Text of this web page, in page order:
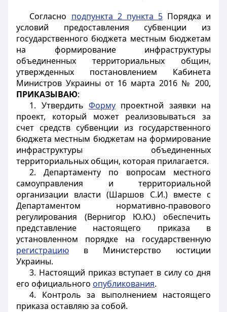
Согласно подпункта 2 пункта 5Порядка и
условий предоставления субвенции из
государственного бюджета местным бюджетам
на формирование инфраструктуры
объединенных территориальных общин,
утвержденных постановлением Кабинета
Министров Украины от 16 марта 2016 № 200,
ПРИКАЗЫВАЮ:
1. УтвердитьФорму проектной заявки на
проект, который может реализовываться за
счет средств субвенции из государственного
бюджета местным бюджетам на формирование
инфраструктуры объединенных
территориальных общин, которая прилагается.
2. Департаменту по вопросам местного
самоуправления и территориальной
организации власти (Шаршов С.И.) вместе с
Департаментом нормативно-правового
регулирования (Вернигор Ю.Ю.) обеспечить
представление настоящего приказа в
установленном порядке на государственную
регистрацию в Министерство юстиции
Украины.
3. Настоящий приказ вступает в силу со дня
его официального опубликования.
4. Контроль за выполнением настоящего
приказа оставляю за собой.